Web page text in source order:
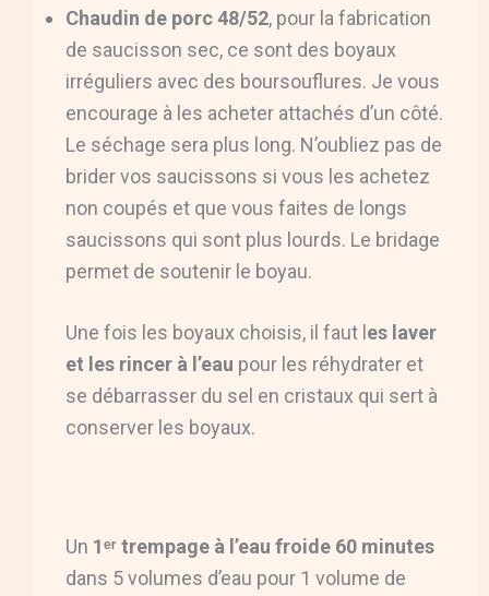
Chaudin de porc 48/52, pour la fabrication
de saucisson sec, ce sont des boyaux
irréguliers avec des boursouflures. Je vous
encourage à les acheter attachés d’un côté.
Le séchage sera plus long. N’oubliez pas de
brider vos saucissons si vous les achetez
non coupés et que vous faites de longs
saucissons qui sont plus lourds. Le bridage
permet de soutenir le boyau.
Une fois les boyaux choisis, il faut l es laver
et les rincer à l’eau pour les réhydrater et
se débarrasser du sel en cristaux qui sert à
conserver les boyaux.
Un 1ᵉʳ trempage à l’eau froide 60 minutes
dans 5 volumes d’eau pour 1 volume de